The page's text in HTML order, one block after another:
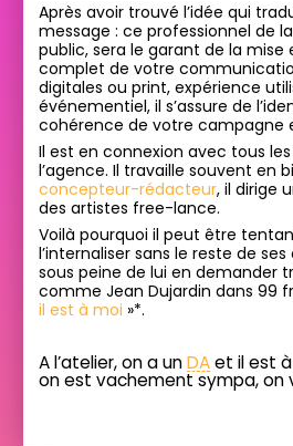
Après avoir trouvé l’idée qui
message : ce professionnel de
public, sera le garant de la mise
complet de votre
digitales ou print, expérience
événementiel, il s’assure de
cohérence de votre campagne
Il est en connexion avec tous
l’agence. Il travaille souvent en
concepteur-rédacteur, il dirige
des artistes free-lance.
Voilà pourquoi il peut être
l’internaliser sans le reste de
sous peine de lui en demander
comme Jean Dujardin dans 99
il est à moi »*.
A l’atelier, on a unDAet il est
on est vachement sympa, on